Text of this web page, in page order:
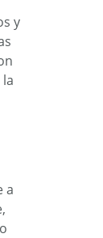
y
a